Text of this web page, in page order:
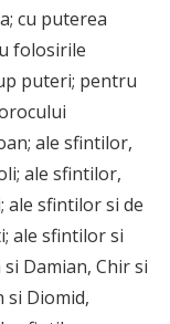
cu puterea
folosirile
puteri; pentru
ale sfintilor,
ale sfintilor,
sfintilor si de
ale sfintilor si
Damian, Chir si
si Diomid,